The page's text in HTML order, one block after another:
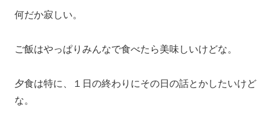
何だか寂しい。
ご飯はやっぱりみんなで食べたら美味しいけどな。
夕食は特に、１日の終わりにその日の話とかしたいけど
な。